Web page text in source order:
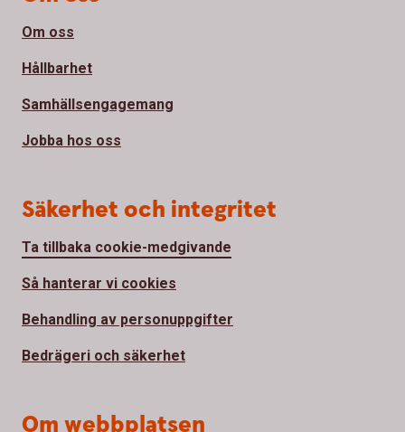
Om oss
Hållbarhet
Samhällsengagemang
Jobba hos oss
Säkerhet och integritet
Ta tillbaka cookie-medgivande
Så hanterar vi cookies
Behandling av personuppgifter
Bedrägeri och säkerhet
Om webbplatsen